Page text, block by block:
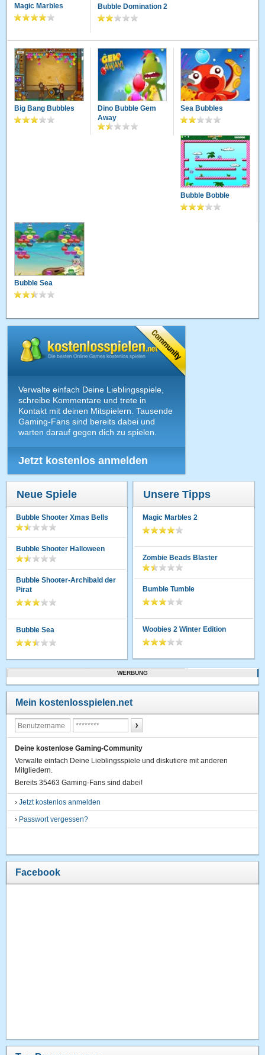
Magic Marbles Bubble Domination 2
Big Bang Bubbles
Dino Bubble Gem
Away
Sea Bubbles
Bubble Bobble
Bubble Sea
Verwalte einfach Deine Lieblingsspiele,
schreibe Kommentare und trete in
Kontakt mit deinen Mitspielern. Tausende
Gaming-Fans sind bereits dabei und
warten darauf gegen dich zu spielen.
Jetzt kostenlos anmelden
Neue Spiele
Bubble Shooter Xmas Bells
Bubble Shooter Halloween
Bubble Shooter-Archibald der
Pirat
Bubble Sea
Unsere Tipps
Magic Marbles 2
Zombie Beads Blaster
Bumble Tumble
Woobies 2 Winter Edition
WERBUNG
Mein kostenlosspielen.net
Deine kostenlose Gaming-Community
Verwalte einfach Deine Lieblingsspiele und diskutiere mit anderen
Mitgliedern.
Bereits 35463 Gaming-Fans sind dabei!
›Jetzt kostenlos anmelden
› Passwort vergessen?
Facebook